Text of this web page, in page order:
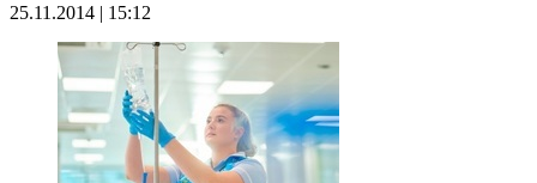
25.11.2014 | 15:12